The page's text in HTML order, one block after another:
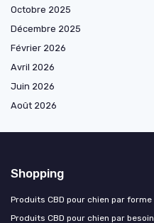
Octobre 2025
Décembre 2025
Février 2026
Avril 2026
Juin 2026
Août 2026
Shopping
Produits CBD pour chien par forme
Produits CBD pour chien par besoin